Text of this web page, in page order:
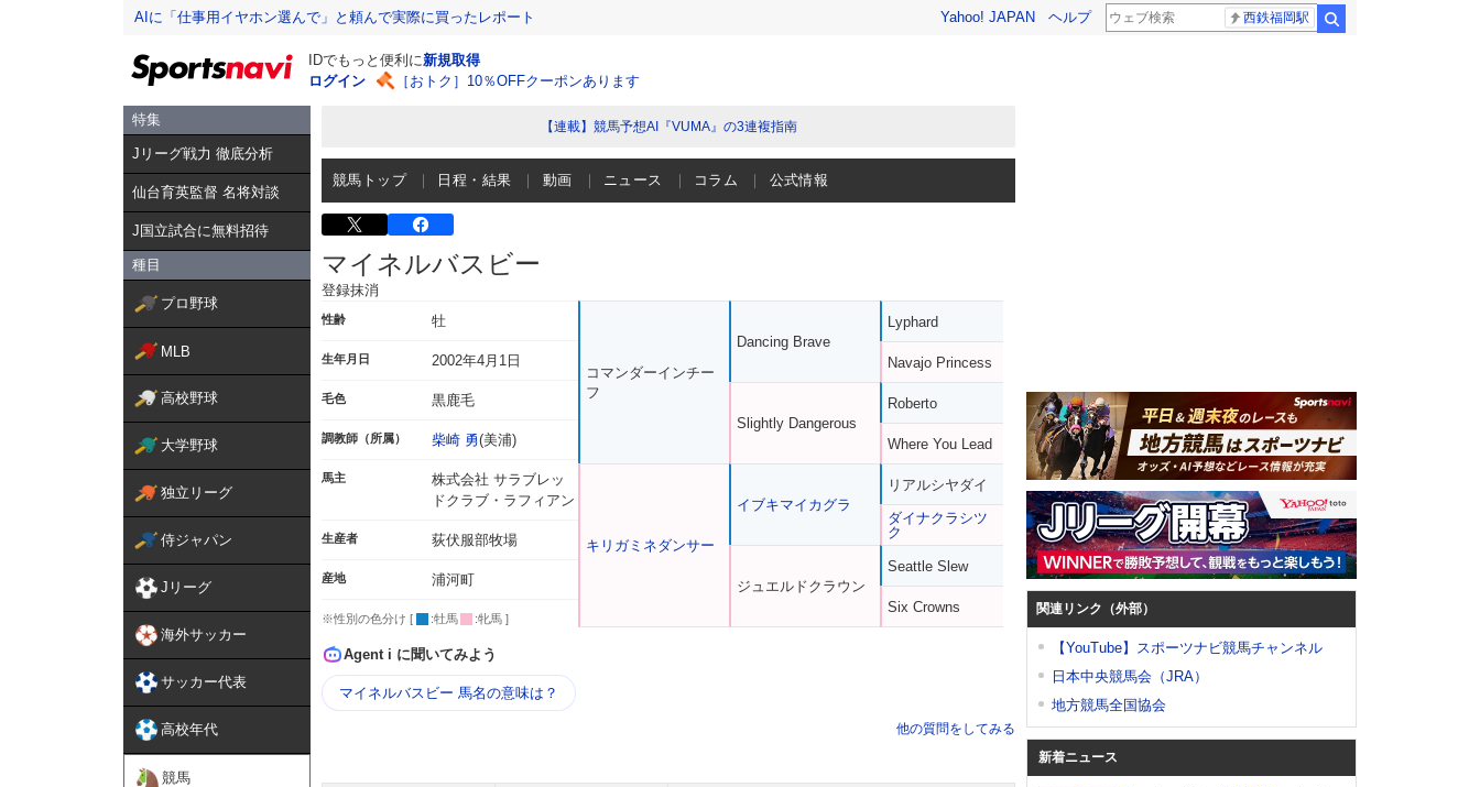
AIに「仕事用イヤホン選んで」と頼んで実際に買ったレポート Yahoo! JAPAN ヘルプ 西鉄福岡駅
IDでもっと便利に新規取得
ログイン
［おトク］10％OFFクーポンあります
特集
Jリーグ戦力 徹底分析
仙台育英監督 名将対談
J国立試合に無料招待
種目
プロ野球
MLB
高校野球
大学野球
独立リーグ
侍ジャパン
Jリーグ
海外サッカー
サッカー代表
高校年代
競馬
【連載】競馬予想AI『VUMA』の3連複指南
競馬トップ 日程・結果 動画 ニュース コラム 公式情報
マイネルバスビー
登録抹消
性齢 牡
生年月日 2002年4月1日
毛色 黒鹿毛
調教師（所属） 柴崎 勇(美浦)
馬主
株式会社 サラブレッ
ドクラブ・ラフィアン
生産者 荻伏服部牧場
産地 浦河町
※性別の色分け [ :牡馬 :牝馬 ]
コマンダーインチー
フ
キリガミネダンサー
Dancing Brave
Slightly Dangerous
イブキマイカグラ
ジュエルドクラウン
Lyphard
Navajo Princess
Roberto
Where You Lead
リアルシヤダイ
ダイナクラシツ
ク
Seattle Slew
Six Crowns
Agent i に聞いてみよう
マイネルバスビー 馬名の意味は？
他の質問をしてみる
関連リンク（外部）
【YouTube】スポーツナビ競馬チャンネル
日本中央競馬会（JRA）
地方競馬全国協会
新着ニュース